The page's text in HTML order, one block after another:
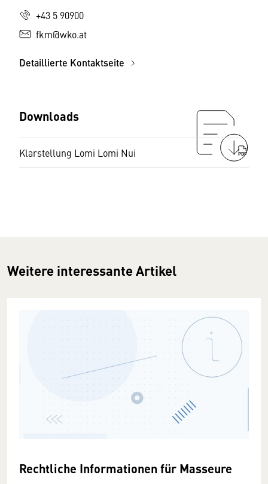
+43 5 90900
fkm@wko.at
Detaillierte Kontaktseite
Downloads
Klarstellung Lomi Lomi Nui PDF
Weitere interessante Artikel
Rechtliche Informationen für Masseure